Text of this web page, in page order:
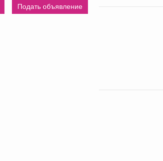
Подать объявление